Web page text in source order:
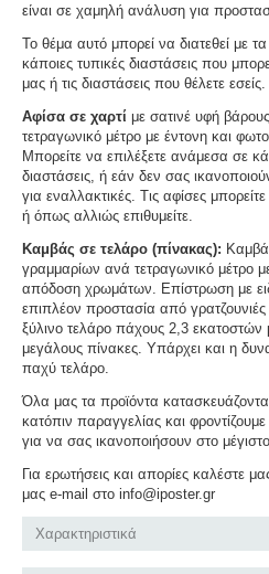
είναι σε χαμηλή ανάλυση για
Το θέμα αυτό μπορεί να διατεθεί με
κάποιες τυπικές διαστάσεις που
μας ή τις διαστάσεις που θέλετε εσείς.
Αφίσα σε χαρτί με σατινέ υφή
τετραγωνικό μέτρο με έντονη και
Μπορείτε να επιλέξετε ανάμεσα σε
διαστάσεις, ή εάν δεν σας
για εναλλακτικές. Τις αφίσες
ή όπως αλλιώς επιθυμείτε.
Καμβάς σε τελάρο (πίνακας):
γραμμαρίων ανά τετραγωνικό μέτρο
απόδοση χρωμάτων. Επίστρωση με
επιπλέον προστασία από
ξύλινο τελάρο πάχους 2,3 εκατοστών
μεγάλους πίνακες. Υπάρχει και η
παχύ τελάρο.
Όλα μας τα προϊόντα
κατόπιν παραγγελίας και
για να σας ικανοποιήσουν στο μέγιστο.
Για ερωτήσεις και απορίες καλέστε
μας e-mail στο info@iposter.gr
Χαρακτηριστικά